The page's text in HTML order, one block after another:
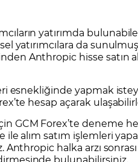
yatırımda
yatırımcılara da
Anthropic hisse satın
esnekliğinde yapmak
hesap açarak
GCM Forex’te deneme
ile alım satım işlemleri
halka arzı
bulunabilirsiniz.